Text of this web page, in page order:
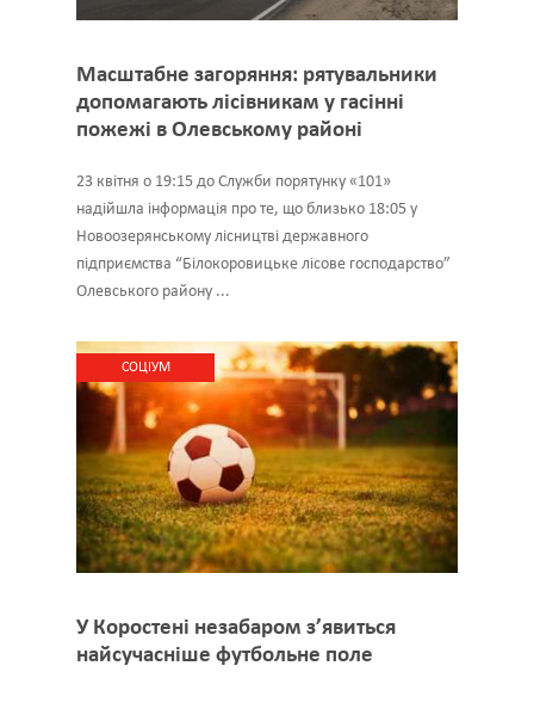
Масштабне загоряння: рятувальники
допомагають лісівникам у гасінні
пожежі в Олевському районі
23 квітня о 19:15 до Служби порятунку «101»
надійшла інформація про те, що близько 18:05 у
Новоозерянському лісництві державного
підприємства “Білокоровицьке лісове господарство”
Олевського району ...
CОЦІУМ
У Коростені незабаром з’явиться
найсучасніше футбольне поле